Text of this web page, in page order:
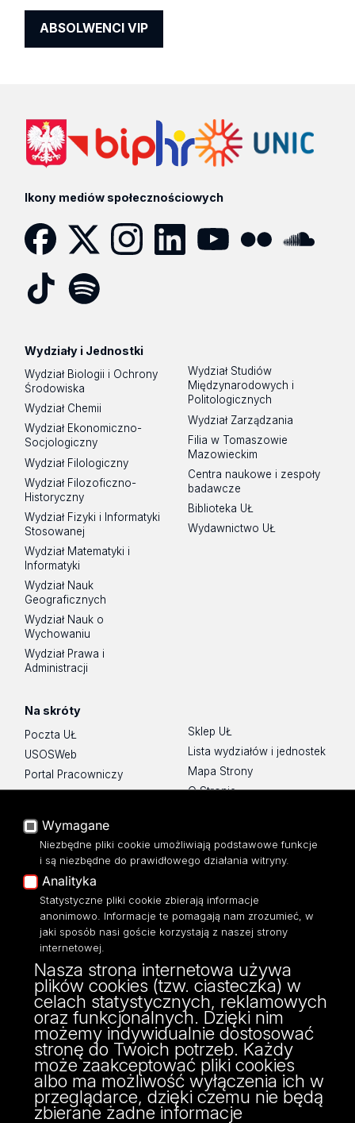
ABSOLWENCI VIP
Ikony mediów społecznościowych
Wydziały i Jednostki
Wydział Biologii i Ochrony
Środowiska
Wydział Chemii
Wydział Ekonomiczno-
Socjologiczny
Wydział Filologiczny
Wydział Filozoficzno-
Historyczny
Wydział Fizyki i Informatyki
Stosowanej
Wydział Matematyki i
Informatyki
Wydział Nauk
Geograficznych
Wydział Nauk o
Wychowaniu
Wydział Prawa i
Administracji
Wydział Studiów
Międzynarodowych i
Politologicznych
Wydział Zarządzania
Filia w Tomaszowie
Mazowieckim
Centra naukowe i zespoły
badawcze
Biblioteka UŁ
Wydawnictwo UŁ
Na skróty
Poczta UŁ
USOSWeb
Portal Pracowniczy
Baza Aktów Własnych
Moodle
Eksperci UŁ
Polityka Prywatności
Dostępność
Sklep UŁ
Lista wydziałów i jednostek
Mapa Strony
O Stronie
ul. Narutowicza 68, 90-136 Łódź
NIP: 724 000 32 43
Adres do doręczeń elektronicznych (ADE):
AE:PL-74796-17640-IHHIV-17
KONTAKT
Wymagane
Niezbędne pliki cookie umożliwiają podstawowe funkcje
i są niezbędne do prawidłowego działania witryny.
Analityka
Statystyczne pliki cookie zbierają informacje
anonimowo. Informacje te pomagają nam zrozumieć, w
jaki sposób nasi goście korzystają z naszej strony
internetowej.
Nasza strona internetowa używa
plików cookies (tzw. ciasteczka) w
celach statystycznych, reklamowych
oraz funkcjonalnych. Dzięki nim
możemy indywidualnie dostosować
stronę do Twoich potrzeb. Każdy
może zaakceptować pliki cookies
albo ma możliwość wyłączenia ich w
przeglądarce, dzięki czemu nie będą
zbierane żadne informacje